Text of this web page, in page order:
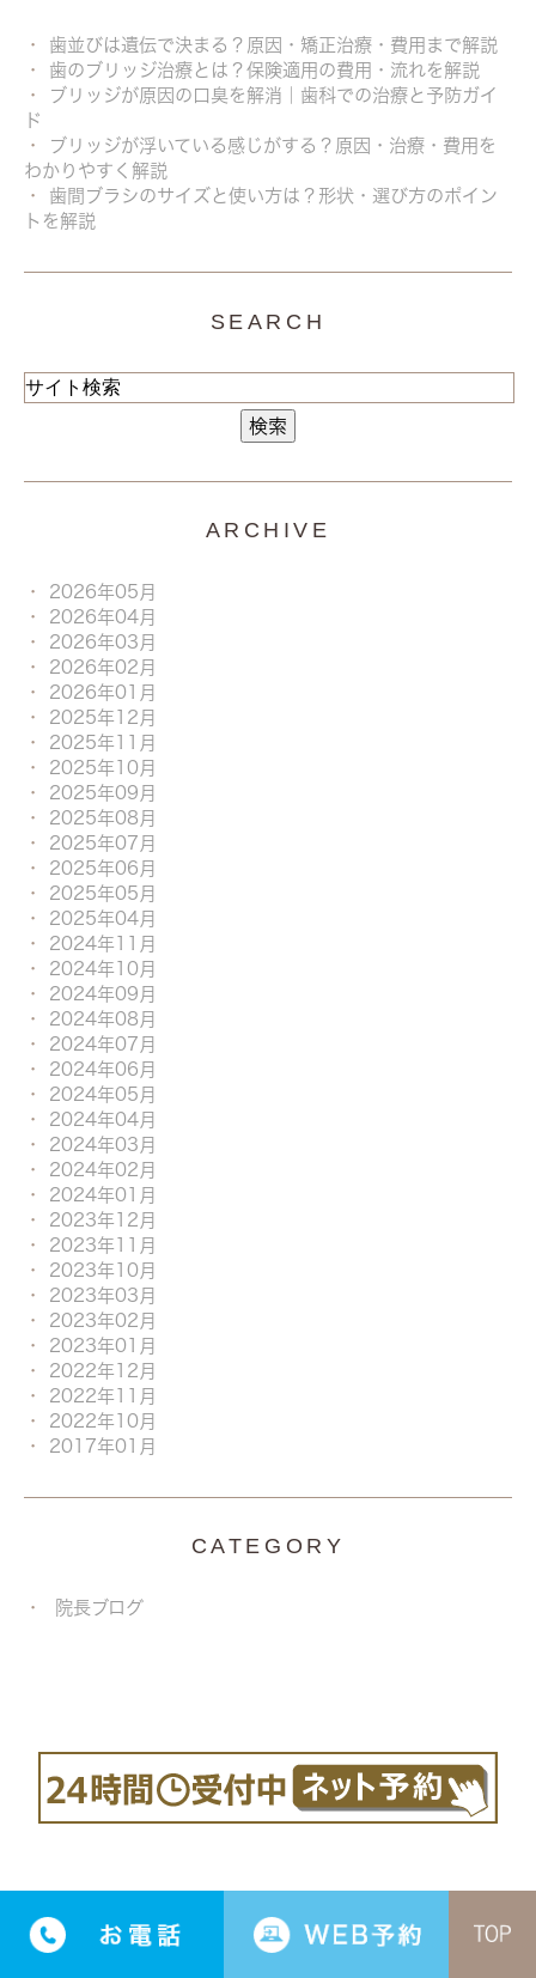
歯並びは遺伝で決まる？原因・矯正治療・費用まで解説
歯のブリッジ治療とは？保険適用の費用・流れを解説
ブリッジが原因の口臭を解消｜歯科での治療と予防ガイ
ド
ブリッジが浮いている感じがする？原因・治療・費用を
わかりやすく解説
歯間ブラシのサイズと使い方は？形状・選び方のポイン
トを解説
SEARCH
ARCHIVE
2026年05月
2026年04月
2026年03月
2026年02月
2026年01月
2025年12月
2025年11月
2025年10月
2025年09月
2025年08月
2025年07月
2025年06月
2025年05月
2025年04月
2024年11月
2024年10月
2024年09月
2024年08月
2024年07月
2024年06月
2024年05月
2024年04月
2024年03月
2024年02月
2024年01月
2023年12月
2023年11月
2023年10月
2023年03月
2023年02月
2023年01月
2022年12月
2022年11月
2022年10月
2017年01月
CATEGORY
院長ブログ